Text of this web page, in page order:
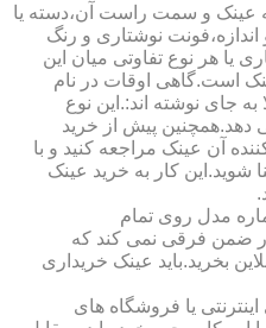
عینک و سمت راست آن،دسته یا
نوشتاری و رنگ
یا هر نوع تفاوتی میان این
است.گاهی اوقات در نام
جای نوشته اند:.این نوع
دهد.همچنین پیش از خرید
آن عینک مراجعه کنید و با
شوید.این کار به خرید عینک
مدل روی تمام
ضمن فرقی نمی کند که
بخرید.باید عینک خریداری
یا فروشگاه های